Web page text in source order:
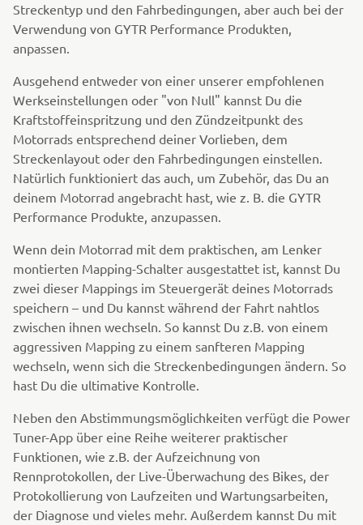
Streckentyp und den Fahrbedingungen, aber auch bei der
Verwendung von GYTR Performance Produkten,
anpassen.
Ausgehend entweder von einer unserer empfohlenen
Werkseinstellungen oder "von Null" kannst Du die
Kraftstoffeinspritzung und den Zündzeitpunkt des
Motorrads entsprechend deiner Vorlieben, dem
Streckenlayout oder den Fahrbedingungen einstellen.
Natürlich funktioniert das auch, um Zubehör, das Du an
deinem Motorrad angebracht hast, wie z. B. die GYTR
Performance Produkte, anzupassen.
Wenn dein Motorrad mit dem praktischen, am Lenker
montierten Mapping-Schalter ausgestattet ist, kannst Du
zwei dieser Mappings im Steuergerät deines Motorrads
speichern – und Du kannst während der Fahrt nahtlos
zwischen ihnen wechseln. So kannst Du z.B. von einem
aggressiven Mapping zu einem sanfteren Mapping
wechseln, wenn sich die Streckenbedingungen ändern. So
hast Du die ultimative Kontrolle.
Neben den Abstimmungsmöglichkeiten verfügt die Power
Tuner-App über eine Reihe weiterer praktischer
Funktionen, wie z.B. der Aufzeichnung von
Rennprotokollen, der Live-Überwachung des Bikes, der
Protokollierung von Laufzeiten und Wartungsarbeiten,
der Diagnose und vieles mehr. Außerdem kannst Du mit